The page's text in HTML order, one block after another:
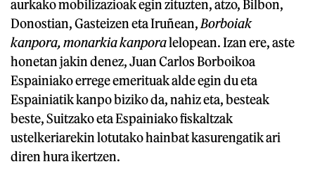
aurkako mobilizazioak egin zituzten, atzo, Bilbon,
Donostian, Gasteizen eta Iruñean, Borboiak
kanpora, monarkia kanporalelopean. Izan ere, aste
honetan jakin denez, Juan Carlos Borboikoa
Espainiako errege emerituak alde egin du eta
Espainiatik kanpo biziko da, nahiz eta, besteak
beste, Suitzako eta Espainiako fiskaltzak
ustelkeriarekin lotutako hainbat kasurengatik ari
diren hura ikertzen.